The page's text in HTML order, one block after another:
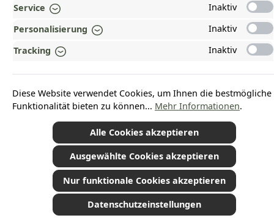
WARUM HEAD-SHOP.DE?
UNSERE COMMUNITIES
*Alle Preise inkl. gesetzl. Mehrwertsteuer zzgl.Versandkosten
Nachnahmegebühren, wenn nicht anders angegeben.
© 2026 Plamundo GmbH - Alle Rechte vorbehalten. Theme byThemeWare®
Service
Inaktiv
Personalisierung
Inaktiv
Tracking
Inaktiv
Diese Website verwendet Cookies, um Ihnen die bestmögliche
Funktionalität bieten zu können... Mehr Informationen.
Alle Cookies akzeptieren
Ausgewählte Cookies akzeptieren
Nur funktionale Cookies akzeptieren
Datenschutzeinstellungen